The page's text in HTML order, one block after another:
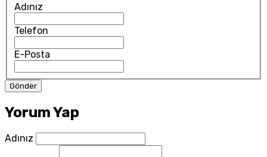
Adınız
Telefon
E-Posta
Yorum Yap
Adınız